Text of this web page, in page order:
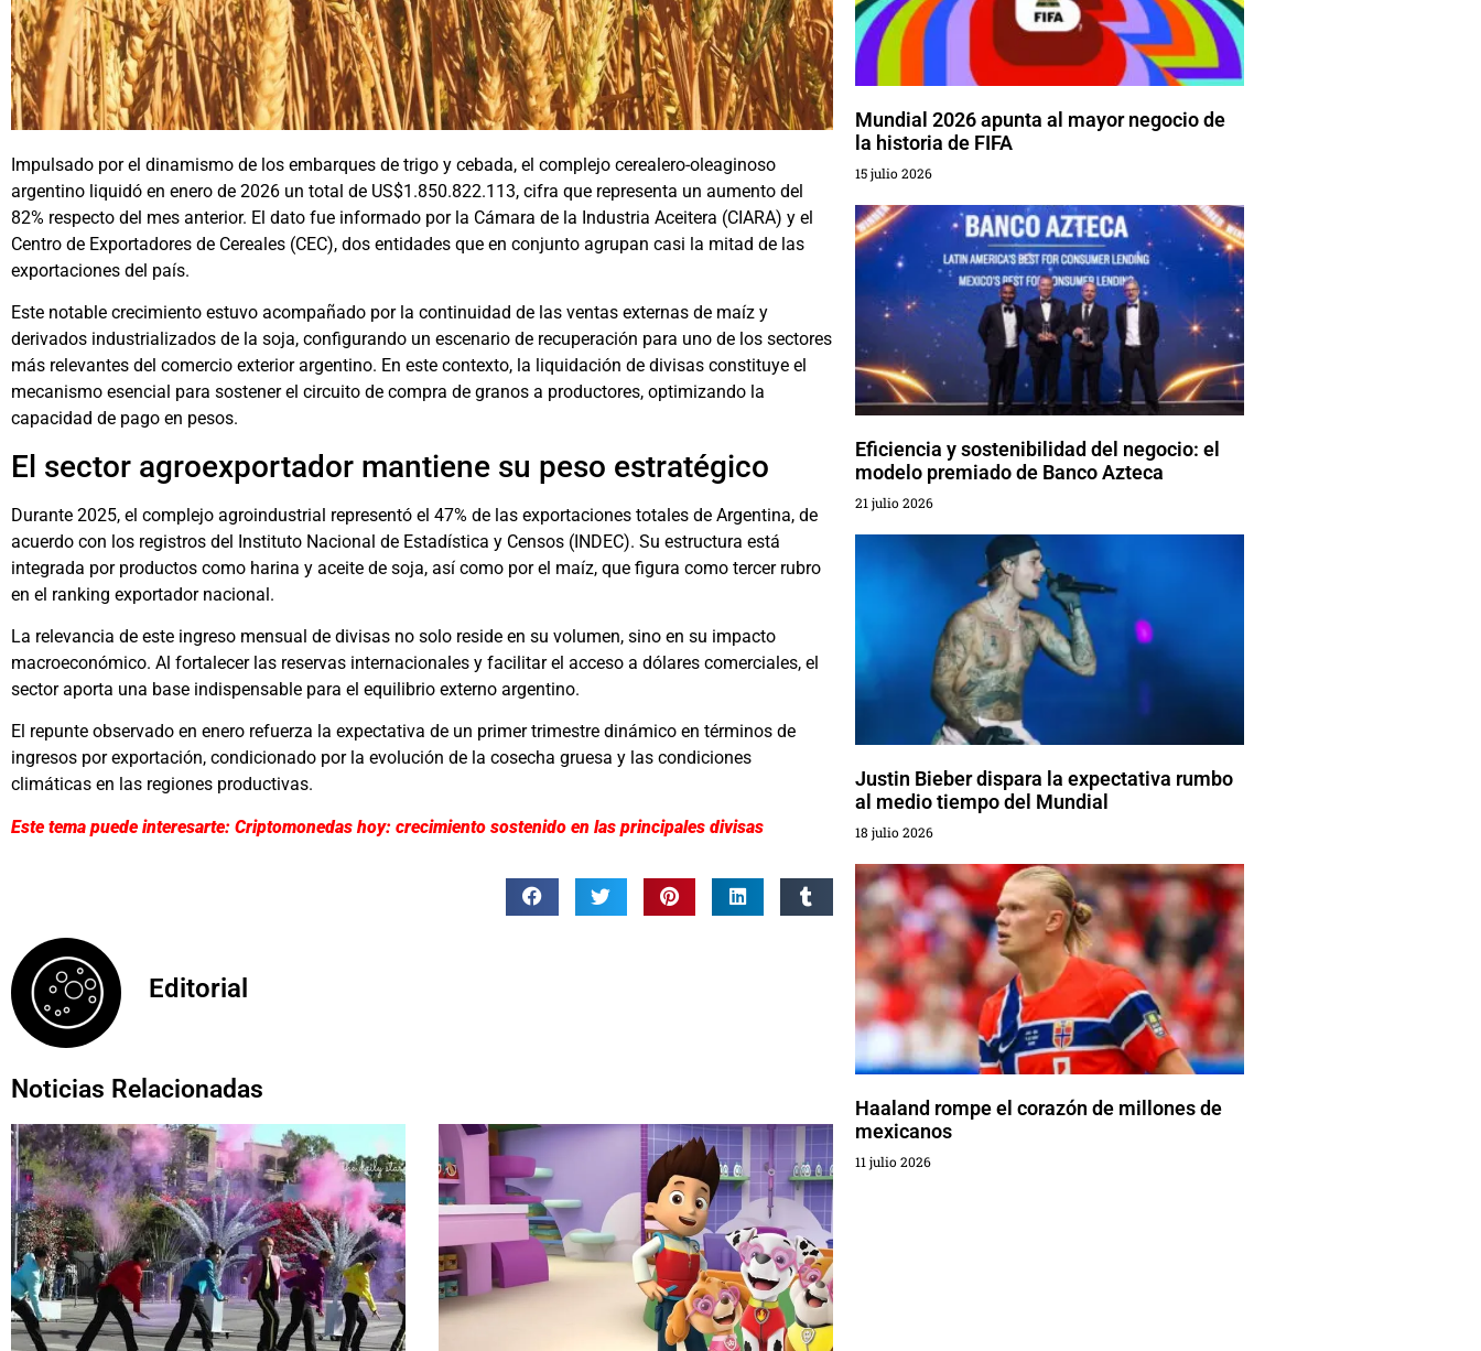
Impulsado por el dinamismo de los embarques de trigo y cebada, el complejo cerealero-oleaginoso
argentino liquidó en enero de 2026 un total de US$1.850.822.113, cifra que representa un aumento del
82% respecto del mes anterior. El dato fue informado por la Cámara de la Industria Aceitera (CIARA) y el
Centro de Exportadores de Cereales (CEC), dos entidades que en conjunto agrupan casi la mitad de las
exportaciones del país.
Este notable crecimiento estuvo acompañado por la continuidad de las ventas externas de maíz y
derivados industrializados de la soja, configurando un escenario de recuperación para uno de los sectores
más relevantes del comercio exterior argentino. En este contexto, la liquidación de divisas constituye el
mecanismo esencial para sostener el circuito de compra de granos a productores, optimizando la
capacidad de pago en pesos.
El sector agroexportador mantiene su peso estratégico
Durante 2025, el complejo agroindustrial representó el 47% de las exportaciones totales de Argentina, de
acuerdo con los registros del Instituto Nacional de Estadística y Censos (INDEC). Su estructura está
integrada por productos como harina y aceite de soja, así como por el maíz, que figura como tercer rubro
en el ranking exportador nacional.
La relevancia de este ingreso mensual de divisas no solo reside en su volumen, sino en su impacto
macroeconómico. Al fortalecer las reservas internacionales y facilitar el acceso a dólares comerciales, el
sector aporta una base indispensable para el equilibrio externo argentino.
El repunte observado en enero refuerza la expectativa de un primer trimestre dinámico en términos de
ingresos por exportación, condicionado por la evolución de la cosecha gruesa y las condiciones
climáticas en las regiones productivas.
Este tema puede interesarte: Criptomonedas hoy: crecimiento sostenido en las principales divisas
Editorial
Noticias Relacionadas
Mundial 2026 apunta al mayor negocio de
la historia de FIFA
15 julio 2026
Eficiencia y sostenibilidad del negocio: el
modelo premiado de Banco Azteca
21 julio 2026
Justin Bieber dispara la expectativa rumbo
al medio tiempo del Mundial
18 julio 2026
Haaland rompe el corazón de millones de
mexicanos
11 julio 2026